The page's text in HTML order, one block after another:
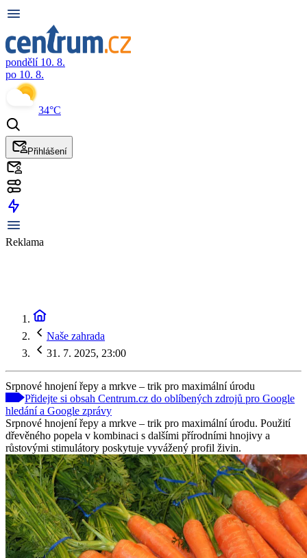
pondělí 10. 8.
po 10. 8.
34°C
Přihlášení
Reklama
Naše zahrada
31. 7. 2025, 23:00
Srpnové hnojení řepy a mrkve – trik pro maximální úrodu
Přidejte si obsah Centrum.cz do oblíbených zdrojů pro Google
hledání a Google zprávy
Srpnové hnojení řepy a mrkve – trik pro maximální úrodu. Použití
dřevěného popela v kombinaci s dalšími přírodními hnojivy a
růstovými stimulátory poskytuje vyvážený profil živin.